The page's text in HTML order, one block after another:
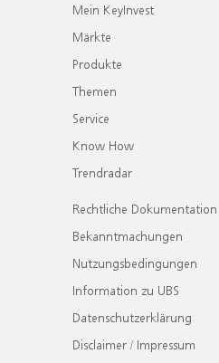
Mein KeyInvest
Märkte
Produkte
Themen
Service
Know How
Trendradar
Rechtliche Dokumentation
Bekanntmachungen
Nutzungsbedingungen
Information zu UBS
Datenschutzerklärung
Disclaimer / Impressum